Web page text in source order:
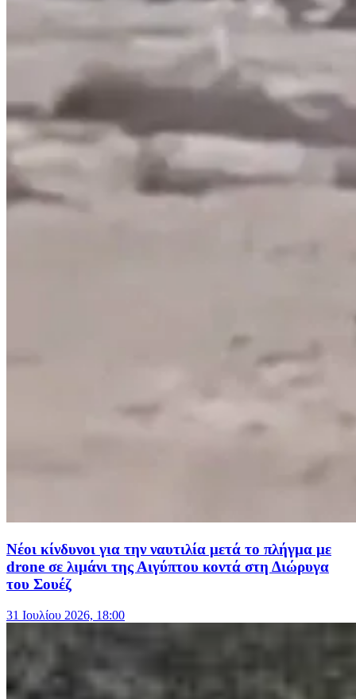
Νέοι κίνδυνοι για την ναυτιλία μετά το πλήγμα με
drone σε λιμάνι της Αιγύπτου κοντά στη Διώρυγα
του Σουέζ
31 Ιουλίου 2026, 18:00